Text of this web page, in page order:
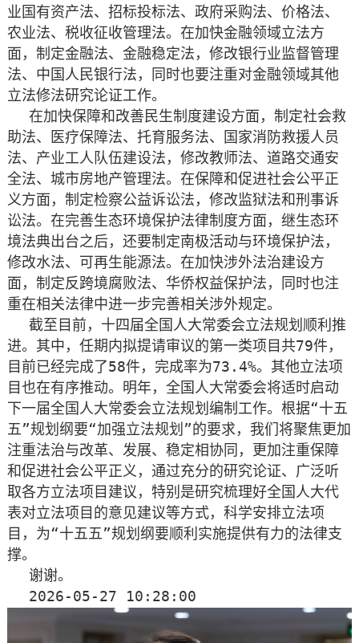
业国有资产法、招标投标法、政府采购法、价格法、
农业法、税收征收管理法。在加快金融领域立法方
面，制定金融法、金融稳定法，修改银行业监督管理
法、中国人民银行法，同时也要注重对金融领域其他
立法修法研究论证工作。
在加快保障和改善民生制度建设方面，制定社会救
助法、医疗保障法、托育服务法、国家消防救援人员
法、产业工人队伍建设法，修改教师法、道路交通安
全法、城市房地产管理法。在保障和促进社会公平正
义方面，制定检察公益诉讼法，修改监狱法和刑事诉
讼法。在完善生态环境保护法律制度方面，继生态环
境法典出台之后，还要制定南极活动与环境保护法，
修改水法、可再生能源法。在加快涉外法治建设方
面，制定反跨境腐败法、华侨权益保护法，同时也注
重在相关法律中进一步完善相关涉外规定。
截至目前，十四届全国人大常委会立法规划顺利推
进。其中，任期内拟提请审议的第一类项目共79件，
目前已经完成了58件，完成率为73.4%。其他立法项
目也在有序推动。明年，全国人大常委会将适时启动
下一届全国人大常委会立法规划编制工作。根据“十五
五”规划纲要“加强立法规划”的要求，我们将聚焦更加
注重法治与改革、发展、稳定相协同，更加注重保障
和促进社会公平正义，通过充分的研究论证、广泛听
取各方立法项目建议，特别是研究梳理好全国人大代
表对立法项目的意见建议等方式，科学安排立法项
目，为“十五五”规划纲要顺利实施提供有力的法律支
撑。
谢谢。
2026-05-27 10:28:00